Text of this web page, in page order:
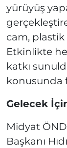
yürüyüş
cam, plastik
Etkinlikte
katkı
konusunda
Gelecek
Midyat
Başkanı